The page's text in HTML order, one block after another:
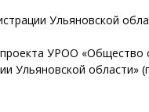
Ульяновской
УРОО «Общество
Ульяновской области»